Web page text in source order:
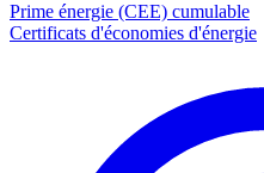
Prime énergie (CEE) cumulable
Certificats d'économies d'énergie